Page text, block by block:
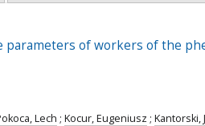
parameters of workers of the
Lech ; Kocur, Eugeniusz ; Kantorski,